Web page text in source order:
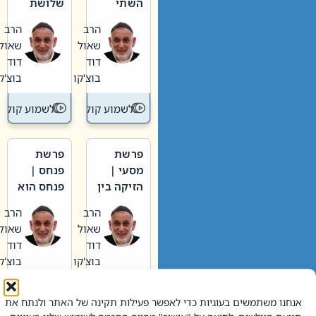
אנחנו משתמשים בעוגיות כדי לאפשר פעילות תקינה של האתר ולנתח את
וערב של
חיינו
הרב
שאול
דוד
בוצ'קו
לשמוע קול תורה – מדרש
האבות
הרב
שאול
דוד
בוצ'קו
לשמוע קול
פרשת
מסעי |
הזיקה בין
הגדול לעם הרב
שאול
דוד
בוצ'קו
לשמוע קול תורה – מדרש
פרשת
פנחס |
פנחס הוא
אליהו: בין
קנאות
הורסת
לקנאות
בונה
הרב
שאול
דוד
בוצ'קו
לשמוע קול